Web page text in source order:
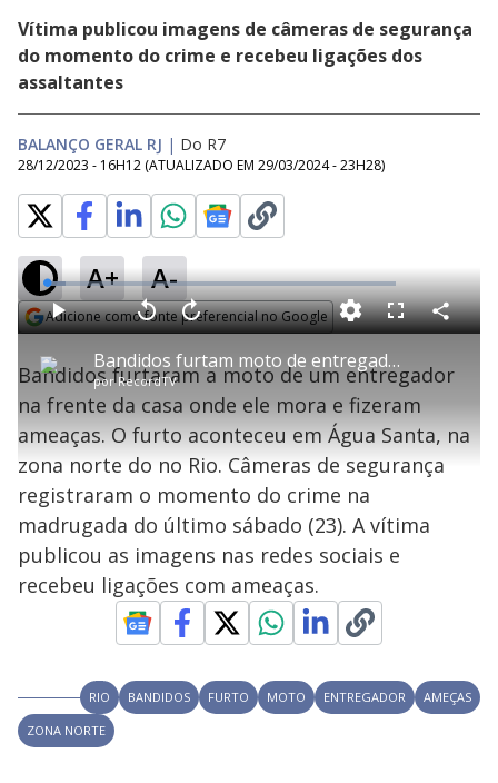
Vítima publicou imagens de câmeras de segurança
do momento do crime e recebeu ligações dos
assaltantes
BALANÇO GERAL RJ | Do R7
28/12/2023 - 16H12 (ATUALIZADO EM 29/03/2024 - 23H28)
A+ A-
Adicione como fonte preferencial no Google
P
l
a
y
V
i
Bandidos furtam moto de entregador na frente de casa e fazem ameaças no Rio
porRecordTV
P V
l
t
a
r
0
e
g
n
d
s
A
n
ç
a
1
s
e
u
n
o
s
M
u
L
o
a
d
e
5
.
3
1
%
F
l
s
c
e
n
C
o
a
r
Bandidos furtaram a moto de um entregador
na frente da casa onde ele mora e fizeram
ameaças. O furto aconteceu em Água Santa, na
zona norte do no Rio. Câmeras de segurança
registraram o momento do crime na
madrugada do último sábado (23). A vítima
publicou as imagens nas redes sociais e
recebeu ligações com ameaças.
RIO BANDIDOS FURTO MOTO ENTREGADOR
AMEÇAS
ZONA NORTE